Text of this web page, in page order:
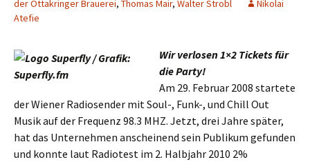
der Ottakringer Brauerei, Thomas Mair, Walter Strobl
Nikolai
Atefie
Wir verlosen 1×2 Tickets für
die Party!
Am 29. Februar 2008 startete
der Wiener Radiosender mit Soul-, Funk-, und Chill Out
Musik auf der Frequenz 98.3 MHZ. Jetzt, drei Jahre später,
hat das Unternehmen anscheinend sein Publikum gefunden
und konnte laut Radiotest im 2. Halbjahr 2010 2%